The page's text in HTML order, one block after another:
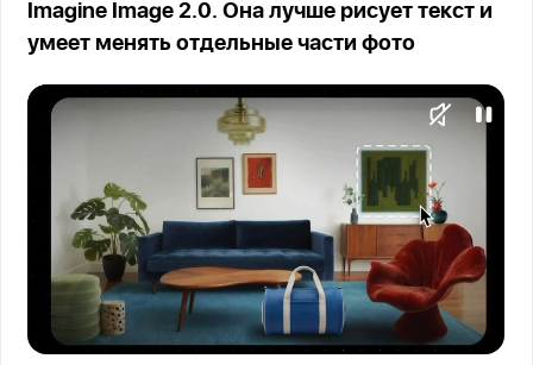
Imagine Image 2.0. Она лучше рисует текст и
умеет менять отдельные части фото